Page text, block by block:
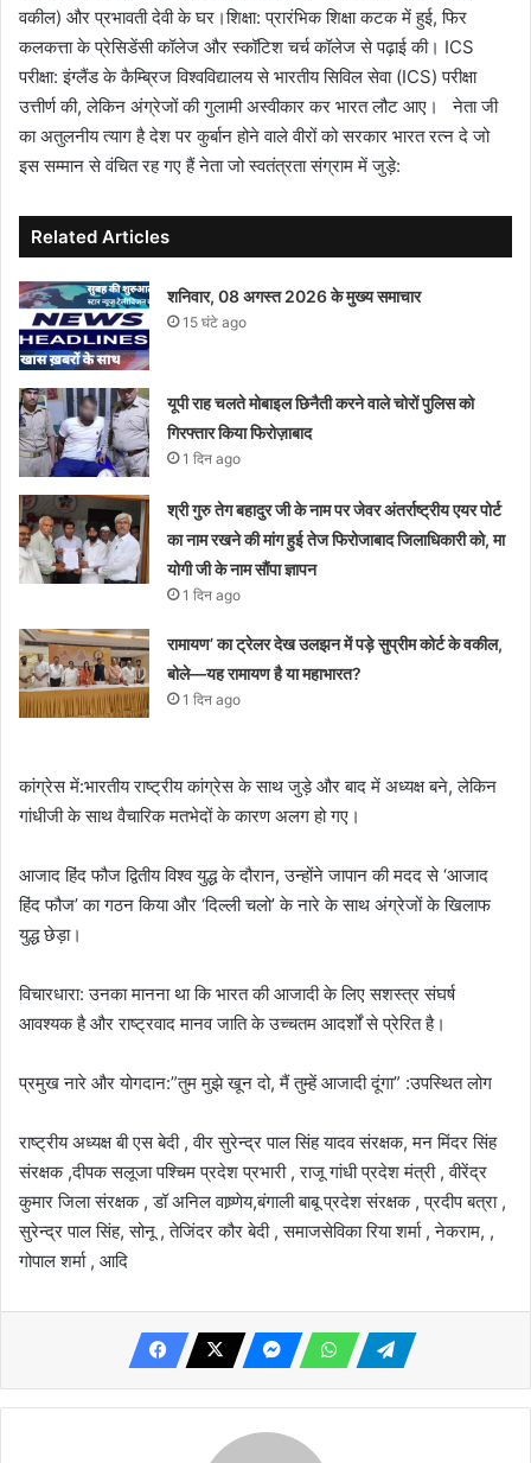
वकील) और प्रभावती देवी के घर।शिक्षा: प्रारंभिक शिक्षा कटक में हुई, फिर
कलकत्ता के प्रेसिडेंसी कॉलेज और स्कॉटिश चर्च कॉलेज से पढ़ाई की। ICS
परीक्षा: इंग्लैंड के कैम्ब्रिज विश्वविद्यालय से भारतीय सिविल सेवा (ICS) परीक्षा
उत्तीर्ण की, लेकिन अंग्रेजों की गुलामी अस्वीकार कर भारत लौट आए। नेता जी
का अतुलनीय त्याग है देश पर कुर्बान होने वाले वीरों को सरकार भारत रत्न दे जो
इस सम्मान से वंचित रह गए हैं नेता जो स्वतंत्रता संग्राम में जुड़े:
Related Articles
शनिवार, 08 अगस्त 2026 के मुख्य समाचार
15 घंटे ago
यूपी राह चलते मोबाइल छिनैती करने वाले चोरों पुलिस को
गिरफ्तार किया फिरोज़ाबाद
1 दिन ago
श्री गुरु तेग बहादुर जी के नाम पर जेवर अंतर्राष्ट्रीय एयर पोर्ट
का नाम रखने की मांग हुई तेज फिरोजाबाद जिलाधिकारी को, मा
योगी जी के नाम सौंपा ज्ञापन
1 दिन ago
रामायण’ का ट्रेलर देख उलझन में पड़े सुप्रीम कोर्ट के वकील,
बोले—यह रामायण है या महाभारत?
1 दिन ago
कांग्रेस में:भारतीय राष्ट्रीय कांग्रेस के साथ जुड़े और बाद में अध्यक्ष बने, लेकिन
गांधीजी के साथ वैचारिक मतभेदों के कारण अलग हो गए।
आजाद हिंद फौज द्वितीय विश्व युद्ध के दौरान, उन्होंने जापान की मदद से ‘आजाद
हिंद फौज’ का गठन किया और ‘दिल्ली चलो’ के नारे के साथ अंग्रेजों के खिलाफ
युद्ध छेड़ा।
विचारधारा: उनका मानना था कि भारत की आजादी के लिए सशस्त्र संघर्ष
आवश्यक है और राष्ट्रवाद मानव जाति के उच्चतम आदर्शों से प्रेरित है।
प्रमुख नारे और योगदान:”तुम मुझे खून दो, मैं तुम्हें आजादी दूंगा” :उपस्थित लोग
राष्ट्रीय अध्यक्ष बी एस बेदी , वीर सुरेन्द्र पाल सिंह यादव संरक्षक, मन मिंदर सिंह
संरक्षक ,दीपक सलूजा पश्चिम प्रदेश प्रभारी , राजू गांधी प्रदेश मंत्री , वीरेंद्र
कुमार जिला संरक्षक , डॉ अनिल वाष्र्णेय,बंगाली बाबू प्रदेश संरक्षक , प्रदीप बत्रा ,
सुरेन्द्र पाल सिंह, सोनू , तेजिंदर कौर बेदी , समाजसेविका रिया शर्मा , नेकराम, ,
गोपाल शर्मा , आदि